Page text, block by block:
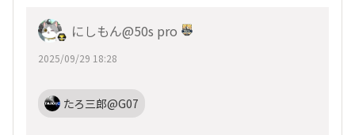
にしもん@50s pro
2025/09/29 18:28
たろ三郎@G07